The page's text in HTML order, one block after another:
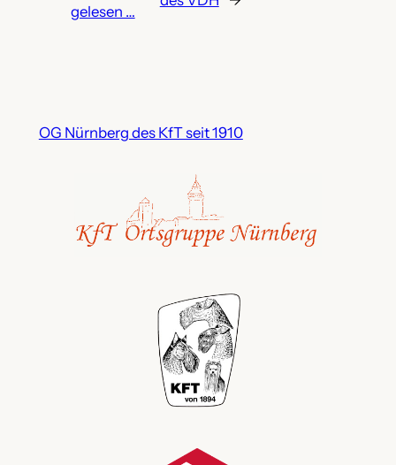
gelesen …
OG Nürnberg des KfT seit 1910